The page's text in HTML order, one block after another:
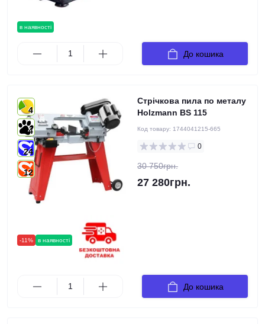
в наявності
До кошика
-11% в наявності
4
4
24
12
Стрічкова пила по металу
Holzmann BS 115
Код товару: 1744041215-665
0
30 750грн.
27 280грн.
До кошика